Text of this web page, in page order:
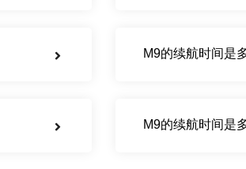
M9的续航时间是
M9的续航时间是